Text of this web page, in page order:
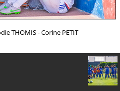
THOMIS - Corine PETIT